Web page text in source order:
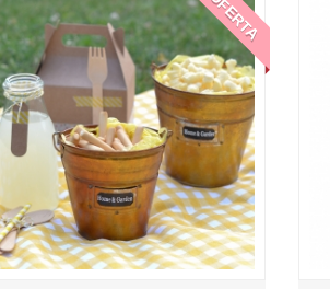
OFERTA